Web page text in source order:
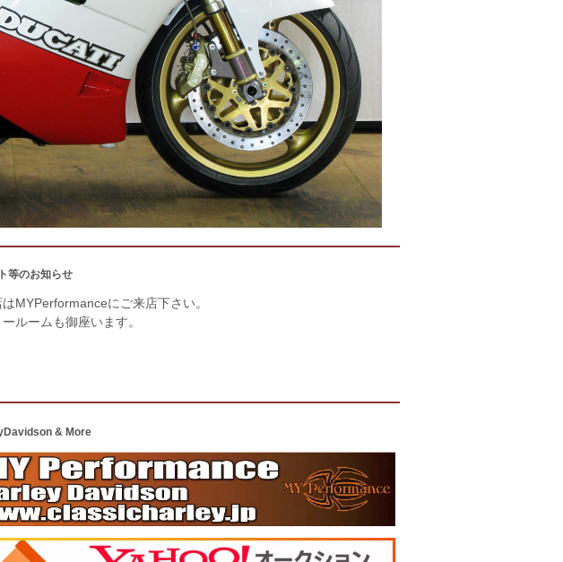
等のお知らせ
はMYPerformanceにご来店下さい。
ルームも御座います。
& More